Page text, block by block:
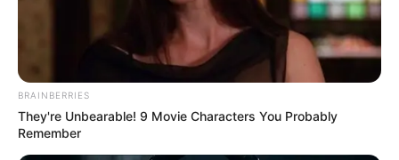
BRAINBERRIES
They're Unbearable! 9 Movie Characters You Probably
Remember